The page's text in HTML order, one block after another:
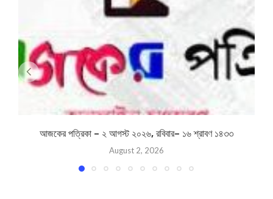
আজকের পত্রিকা – ২ আগস্ট ২০২৬, রবিবার– ১৬ শ্রাবণ ১৪৩৩
August 2, 2026